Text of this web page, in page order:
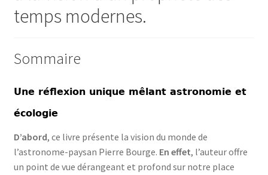
temps modernes.
Sommaire
Une réflexion unique mêlant astronomie et
écologie
D’abord, ce livre présente la vision du monde de
l’astronome-paysan Pierre Bourge. En effet, l’auteur offre
un point de vue dérangeant et profond sur notre place